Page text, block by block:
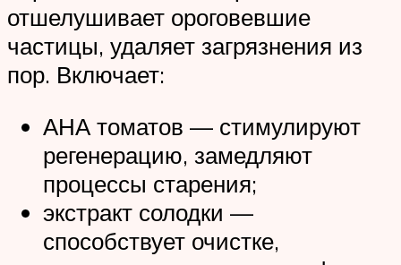
отшелушивает ороговевшие
частицы, удаляет загрязнения из
пор. Включает:
АНА томатов — стимулируют
регенерацию, замедляют
процессы старения;
экстракт солодки —
способствует очистке,